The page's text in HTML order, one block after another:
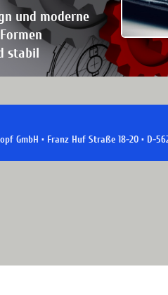
und moderne
stabil
GmbH • Franz Huf Straße 18-20 • D-